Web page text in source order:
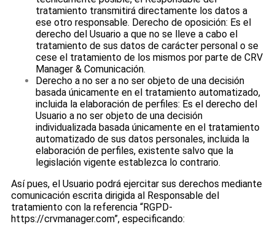
tratamiento transmitirá directamente los datos a
ese otro responsable. Derecho de oposición: Es el
derecho del Usuario a que no se lleve a cabo el
tratamiento de sus datos de carácter personal o se
cese el tratamiento de los mismos por parte de CRV
Manager & Comunicación.
Derecho a no ser a no ser objeto de una decisión
basada únicamente en el tratamiento automatizado,
incluida la elaboración de perfiles: Es el derecho del
Usuario a no ser objeto de una decisión
individualizada basada únicamente en el tratamiento
automatizado de sus datos personales, incluida la
elaboración de perfiles, existente salvo que la
legislación vigente establezca lo contrario.
Así pues, el Usuario podrá ejercitar sus derechos mediante
comunicación escrita dirigida al Responsable del
tratamiento con la referencia “RGPD-
https://crvmanager.com”, especificando: